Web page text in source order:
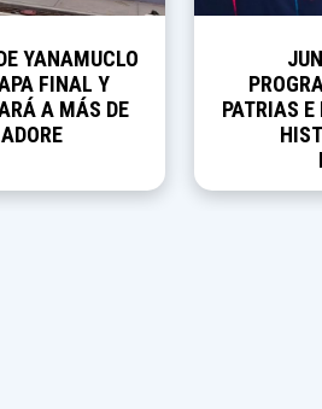
YANAMUCLO
FINAL Y
A MÁS DE
PATRIAS